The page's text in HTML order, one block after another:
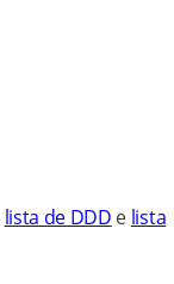
lista de DDD e lista